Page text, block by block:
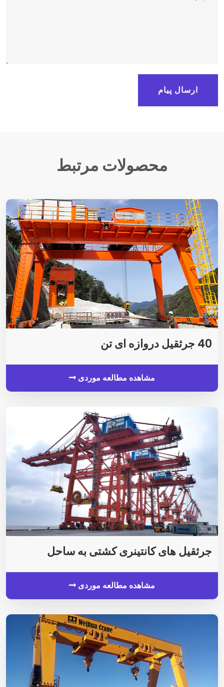
ارسال پیام
محصولات مرتبط
40 جرثقیل دروازه ای تن
مشاهده مطالعه موردی
جرثقیل های کانتینری کشتی به ساحل
مشاهده مطالعه موردی